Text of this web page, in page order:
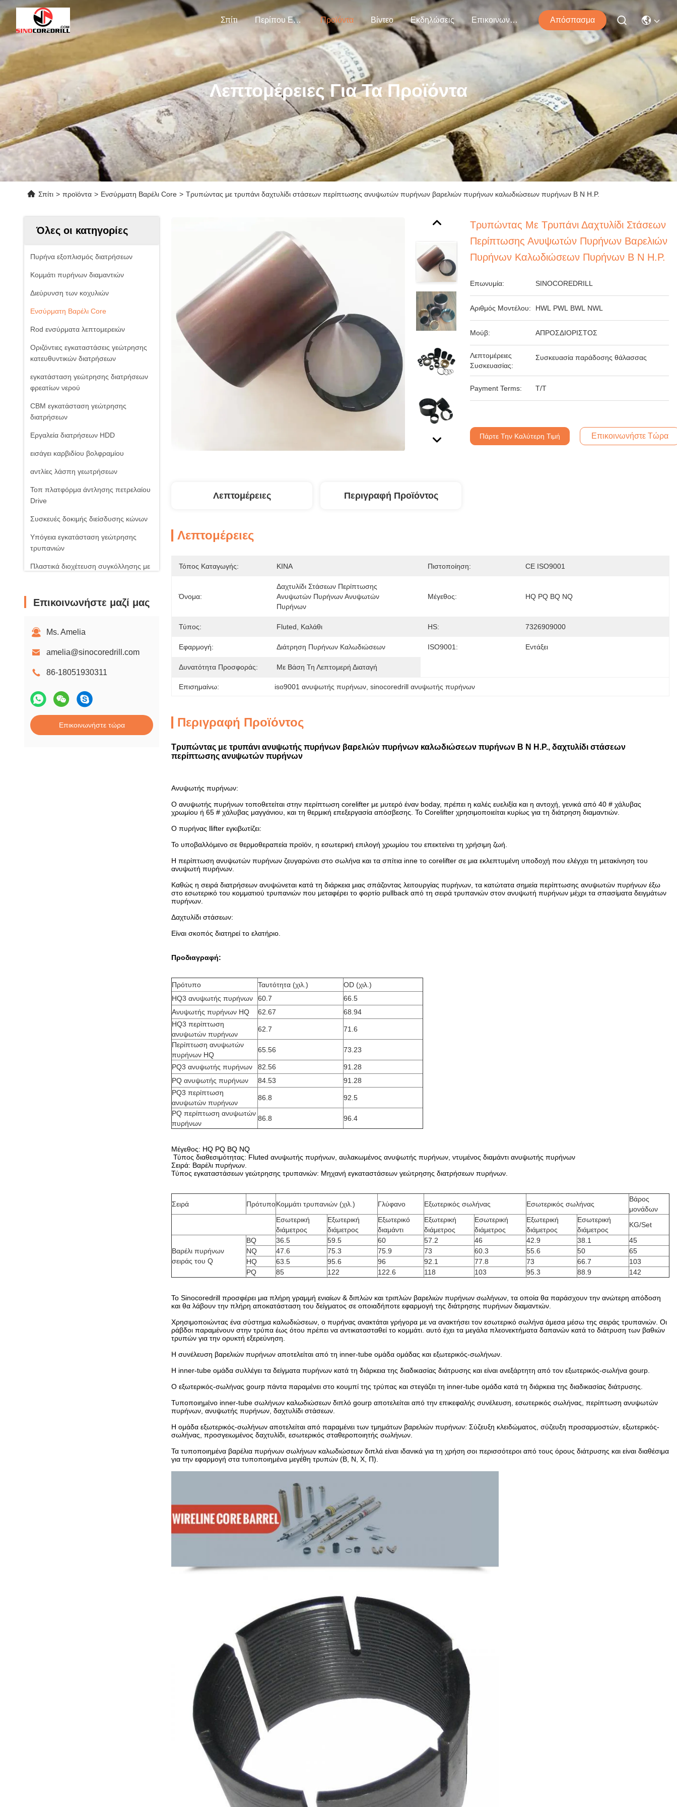
Σπίτι Περίπου Εμείς. Προϊόντα Βίντεο Εκδηλώσεις Επικοινωνήστε Μαζί Μας Απόσπασμα
Λεπτομέρειες Για Τα Προϊόντα
Σπίτι > προϊόντα > Ενσύρματη Βαρέλι Core > Τρυπώντας με τρυπάνι δαχτυλίδι στάσεων περίπτωσης ανυψωτών πυρήνων βαρελιών πυρήνων καλωδιώσεων πυρήνων Β Ν Η.Ρ.
Όλες οι κατηγορίες
Πυρήνα εξοπλισμός διατρήσεων
Κομμάτι πυρήνων διαμαντιών
Διεύρυνση των κοχυλιών
Ενσύρματη Βαρέλι Core
Rod ενσύρματα λεπτομερειών
Οριζόντιες εγκαταστάσεις γεώτρησης
κατευθυντικών διατρήσεων
εγκατάσταση γεώτρησης διατρήσεων
φρεατίων νερού
CBM εγκατάσταση γεώτρησης
διατρήσεων
Εργαλεία διατρήσεων HDD
εισάγει καρβιδίου βολφραμίου
αντλίες λάσπη γεωτρήσεων
Τοπ πλατφόρμα άντλησης πετρελαίου
Drive
Συσκευές δοκιμής διείσδυσης κώνων
Υπόγεια εγκατάσταση γεώτρησης
τρυπανιών
Πλαστικά διοχέτευση συγκόλλησης με
Επικοινωνήστε μαζί μας
Ms. Amelia
amelia@sinocoredrill.com
86-18051930311
Επικοινωνήστε τώρα
Τρυπώντας Με Τρυπάνι Δαχτυλίδι Στάσεων
Περίπτωσης Ανυψωτών Πυρήνων Βαρελιών
Πυρήνων Καλωδιώσεων Πυρήνων Β Ν Η.Ρ.
Επωνυμία: SINOCOREDRILL
Αριθμός Μοντέλου: HWL PWL BWL NWL
Μούβ: ΑΠΡΟΣΔΙΟΡΙΣΤΟΣ
Λεπτομέρειες
Συσκευασίας:
Συσκευασία παράδοσης θάλασσας
Payment Terms: T/T
Πάρτε Την Καλύτερη Τιμή Επικοινωνήστε Τώρα
Λεπτομέρειες Περιγραφή Προϊόντος
Λεπτομέρειες
Τόπος Καταγωγής: ΚΙΝΑ Πιστοποίηση: CE ISO9001
Όνομα:
Δαχτυλίδι Στάσεων Περίπτωσης
Ανυψωτών Πυρήνων Ανυψωτών
Πυρήνων
Μέγεθος: HQ PQ BQ NQ
Τύπος: Fluted, Καλάθι HS: 7326909000
Εφαρμογή: Διάτρηση Πυρήνων Καλωδιώσεων ISO9001: Εντάξει
Δυνατότητα Προσφοράς: Με Βάση Τη Λεπτομερή Διαταγή
Επισημαίνω: iso9001 ανυψωτής πυρήνων, sinocoredrill ανυψωτής πυρήνων
Περιγραφή Προϊόντος
Τρυπώντας με τρυπάνι ανυψωτής πυρήνων βαρελιών πυρήνων καλωδιώσεων πυρήνων Β Ν Η.Ρ., δαχτυλίδι στάσεων
περίπτωσης ανυψωτών πυρήνων
Ανυψωτής πυρήνων:
Ο ανυψωτής πυρήνων τοποθετείται στην περίπτωση corelifter με μυτερό έναν boday, πρέπει η καλές ευελιξία και η αντοχή, γενικά από 40 # χάλυβας
χρωμίου ή 65 # χάλυβας μαγγάνιου, και τη θερμική επεξεργασία απόσβεσης. Το Corelifter χρησιμοποιείται κυρίως για τη διάτρηση διαμαντιών.
Ο πυρήνας llifter εγκιβωτίζει:
Το υποβαλλόμενο σε θερμοθεραπεία προϊόν, η εσωτερική επιλογή χρωμίου του επεκτείνει τη χρήσιμη ζωή.
Η περίπτωση ανυψωτών πυρήνων ζευγαρώνει στο σωλήνα και τα σπίτια inne το corelifter σε μια εκλεπτυμένη υποδοχή που ελέγχει τη μετακίνηση του
ανυψωτή πυρήνων.
Καθώς η σειρά διατρήσεων ανυψώνεται κατά τη διάρκεια μιας σπάζοντας λειτουργίας πυρήνων, τα κατώτατα σημεία περίπτωσης ανυψωτών πυρήνων έξω
στο εσωτερικό του κομματιού τρυπανιών που μεταφέρει το φορτίο pullback από τη σειρά τρυπανιών στον ανυψωτή πυρήνων μέχρι τα σπασίματα δειγμάτων
πυρήνων.
Δαχτυλίδι στάσεων:
Είναι σκοπός διατηρεί το ελατήριο.
Προδιαγραφή:
Πρότυπο Ταυτότητα (χιλ.)
OD (χιλ.)
HQ3 ανυψωτής πυρήνων
60.7
66.5
Ανυψωτής πυρήνων HQ
62.67
68.94
HQ3 περίπτωση
ανυψωτών πυρήνων
62.7
71.6
Περίπτωση ανυψωτών
πυρήνων HQ
65.56 73.23
PQ3 ανυψωτής πυρήνων 82.56
91.28
PQ ανυψωτής πυρήνων
84.53
91.28
PQ3 περίπτωση
ανυψωτών πυρήνων
86.8
92.5
PQ περίπτωση ανυψωτών
πυρήνων
86.8 96.4
Μέγεθος: HQ PQ BQ NQ
Τύπος διαθεσιμότητας: Fluted ανυψωτής πυρήνων, αυλακωμένος ανυψωτής πυρήνων, ντυμένος διαμάντι ανυψωτής πυρήνων
Σειρά: Βαρέλι πυρήνων.
Τύπος εγκαταστάσεων γεώτρησης τρυπανιών: Μηχανή εγκαταστάσεων γεώτρησης διατρήσεων πυρήνων.
Σειρά ΠρότυποΚομμάτι τρυπανιών (χιλ.) Γλύφανο Εξωτερικός σωλήνας Εσωτερικός σωλήνας
Βάρος
μονάδων
Εσωτερική
διάμετρος
Εξωτερική
διάμετρος
Εξωτερικό
διαμάντι
Εξωτερική
διάμετρος
Εσωτερική
διάμετρος
Εξωτερική
διάμετρος
Εσωτερική
διάμετρος
KG/Set
Βαρέλι πυρήνων
σειράς του Q
BQ 36.5 59.5 60 57.2 46 42.9 38.1
45
NQ
47.6 75.3 75.9 73 60.3 55.6 50
65
HQ
63.5 95.6 96 92.1 77.8 73 66.7
103
PQ
85 122 122.6 118 103 95.3 88.9 142
Το Sinocoredrill προσφέρει μια πλήρη γραμμή ενιαίων & διπλών και τριπλών βαρελιών πυρήνων σωλήνων, τα οποία θα παράσχουν την ανώτερη απόδοση
και θα λάβουν την πλήρη αποκατάσταση του δείγματος σε οποιαδήποτε εφαρμογή της διάτρησης πυρήνων διαμαντιών.
Χρησιμοποιώντας ένα σύστημα καλωδιώσεων, ο πυρήνας ανακτάται γρήγορα με να ανακτήσει τον εσωτερικό σωλήνα άμεσα μέσω της σειράς τρυπανιών. Οι
ράβδοι παραμένουν στην τρύπα έως ότου πρέπει να αντικατασταθεί το κομμάτι. αυτό έχει τα μεγάλα πλεονεκτήματα δαπανών κατά το διάτρυση των βαθιών
τρυπών για την ορυκτή εξερεύνηση.
Η συνέλευση βαρελιών πυρήνων αποτελείται από τη inner-tube ομάδα ομάδας και εξωτερικός-σωλήνων.
Η inner-tube ομάδα συλλέγει τα δείγματα πυρήνων κατά τη διάρκεια της διαδικασίας διάτρυσης και είναι ανεξάρτητη από τον εξωτερικός-σωλήνα gourp.
Ο εξωτερικός-σωλήνας gourp πάντα παραμένει στο κουμπί της τρύπας και στεγάζει τη inner-tube ομάδα κατά τη διάρκεια της διαδικασίας διάτρυσης.
Τυποποιημένο inner-tube σωλήνων καλωδιώσεων διπλό gourp αποτελείται από την επικεφαλής συνέλευση, εσωτερικός σωλήνας, περίπτωση ανυψωτών
πυρήνων, ανυψωτής πυρήνων, δαχτυλίδι στάσεων.
Η ομάδα εξωτερικός-σωλήνων αποτελείται από παραμένει των τμημάτων βαρελιών πυρήνων: Σύζευξη κλειδώματος, σύζευξη προσαρμοστών, εξωτερικός-
σωλήνας, προσγειωμένος δαχτυλίδι, εσωτερικός σταθεροποιητής σωλήνων.
Τα τυποποιημένα βαρέλια πυρήνων σωλήνων καλωδιώσεων διπλά είναι ιδανικά για τη χρήση σοι περισσότεροι από τους όρους διάτρυσης και είναι διαθέσιμα
για την εφαρμογή στα τυποποιημένα μεγέθη τρυπών (Β, Ν, Χ, Π).